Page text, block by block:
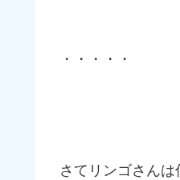
・・・・・
さてリンゴさんは